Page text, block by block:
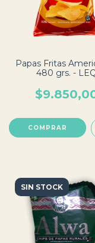
Papas Fritas
480 grs. -
SIN STOCK